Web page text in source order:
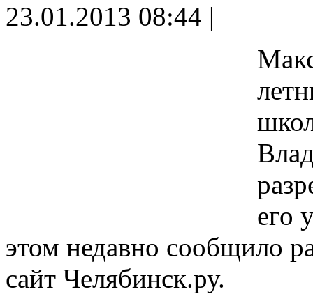
23.01.2013 08:44 |
его
этом недавно сообщило
сайт Челябинск.ру.